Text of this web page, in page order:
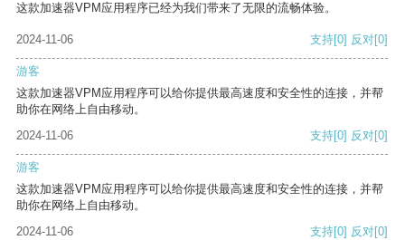
这款加速器VPM应用程序已经为我们带来了无限的流畅体验。
2024-11-06 支持[0] 反对[0]
游客
这款加速器VPM应用程序可以给你提供最高速度和安全性的连接，并帮
助你在网络上自由移动。
2024-11-06
支持[0] 反对[0]
游客
这款加速器VPM应用程序可以给你提供最高速度和安全性的连接，并帮
助你在网络上自由移动。
2024-11-06
支持[0] 反对[0]